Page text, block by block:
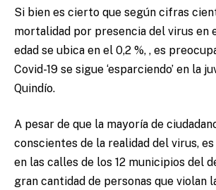
Si bien es cierto que según cifras
mortalidad por presencia del virus en
edad se ubica en el 0,2 %, , es
Covid-19 se sigue ‘esparciendo’ en la
Quindío.
A pesar de que la mayoría de
conscientes de la realidad del virus,
en las calles de los 12 municipios del
gran cantidad de personas que violan